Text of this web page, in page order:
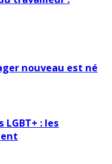
nouveau est né
: les